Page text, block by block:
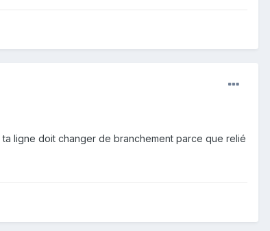
ligne doit changer de branchement parce que relié